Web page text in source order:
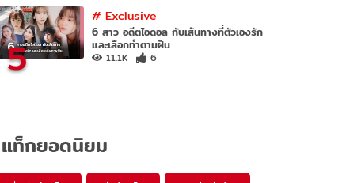
5
# Exclusive
6 สาว อดีตไอดอล กับเส้นทางที่ตัวเองรัก
และเลือกทำตามฝัน
11.1K 6
แท็กยอดนิยม